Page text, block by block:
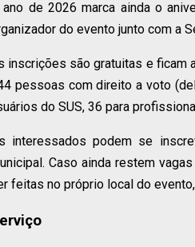
ano de 2026 marca ainda o
do evento junto com a
inscrições são gratuitas e ficam
pessoas com direito a voto
do SUS, 36 para
interessados podem se
Caso ainda restem
feitas no próprio local do